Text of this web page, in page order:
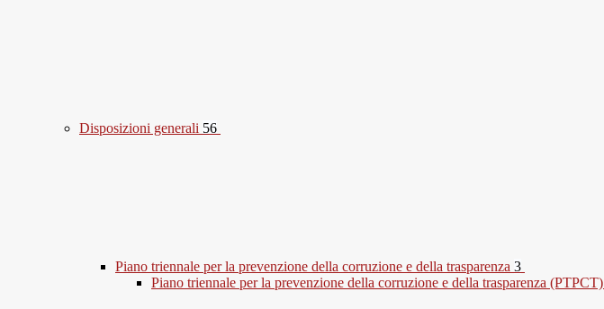
Disposizioni generali 56
Piano triennale per la prevenzione della corruzione e della trasparenza 3
Piano triennale per la prevenzione della corruzione e della trasparenza (PTPCT)